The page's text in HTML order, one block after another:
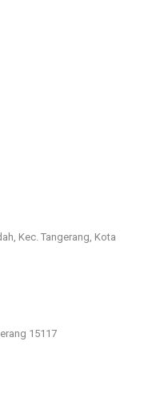
Kec. Tangerang, Kota
15117